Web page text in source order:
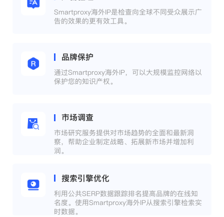
Smartproxy海外IP是检查向全球不同受众展示广
告的效果的更有效工具。
品牌保护
通过Smartproxy海外IP，可以大规模监控网络以
保护您的知识产权。
市场调查
市场研究服务提供对市场趋势的全面和最新洞
察，帮助企业制定战略、拓展新市场并增加利
润。
搜索引擎优化
利用公共SERP数据跟踪排名提高品牌的在线知
名度。使用Smartproxy海外IP从搜索引擎检索实
时数据。